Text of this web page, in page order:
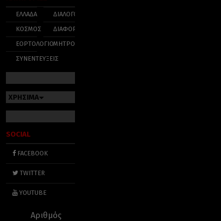
ΕΛΛΑΔΑ
ΚΟΣΜΟΣ
ΕΟΡΤΟΛΟΓΙΟ
ΣΥΝΕΝΤΕΥΞΕΙΣ
ΔΙΑΛΟΓΟΣ
ΔΙΑΦΟΡΑ
ΜΗΤΡΟΠΟΛΕΙΣ
ΧΡΗΣΙΜΑ
SOCIAL
FACEBOOK
TWITTER
YOUTUBE
Αριθμός